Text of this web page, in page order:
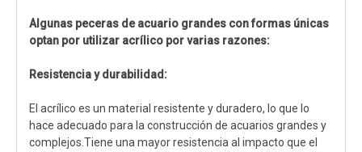
Algunas peceras de acuario grandes con formas únicas
optan por utilizar acrílico por varias razones:
Resistencia y durabilidad:
El acrílico es un material resistente y duradero, lo que lo
hace adecuado para la construcción de acuarios grandes y
complejos.Tiene una mayor resistencia al impacto que el